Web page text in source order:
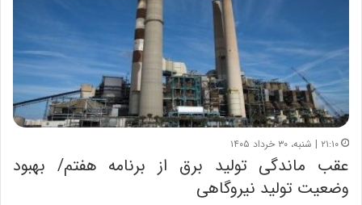
۲۱:۱۰ | شنبه، ۳۰ خرداد ۱۴۰۵
عقب ماندگی تولید برق از برنامه هفتم/ بهبود
وضعیت تولید نیروگاهی